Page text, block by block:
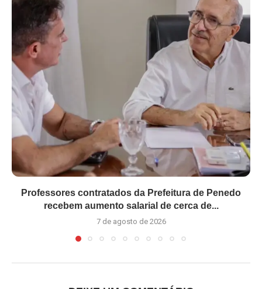
Professores contratados da Prefeitura de Penedo
recebem aumento salarial de cerca de...
7 de agosto de 2026